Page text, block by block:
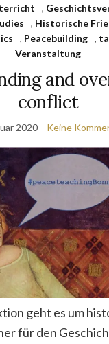
,
, Historische
, Peacebuilding ,
Veranstaltung
and
conflict
2020 Keine
geht es um
für den